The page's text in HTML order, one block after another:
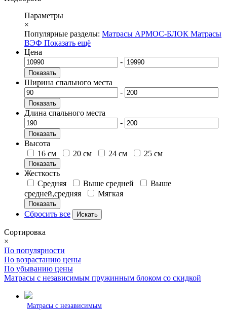
Параметры
×
Популярные разделы: Матрасы АРМОС-БЛОК Матрасы
ВЭФ Показать ещё
Цена
-
Показать
Ширина спального места
-
Показать
Длина спального места
-
Показать
Высота
16 см
20 см 24 см 25 см
Показать
Жесткость
Средняя
Выше средней
Выше
средней,средняя
Мягкая
Показать
Сбросить все
Сортировка
×
По популярности
По возрастанию цены
По убыванию цены
Матрасы с независимым пружинным блоком со скидкой
Матрасы с независимым